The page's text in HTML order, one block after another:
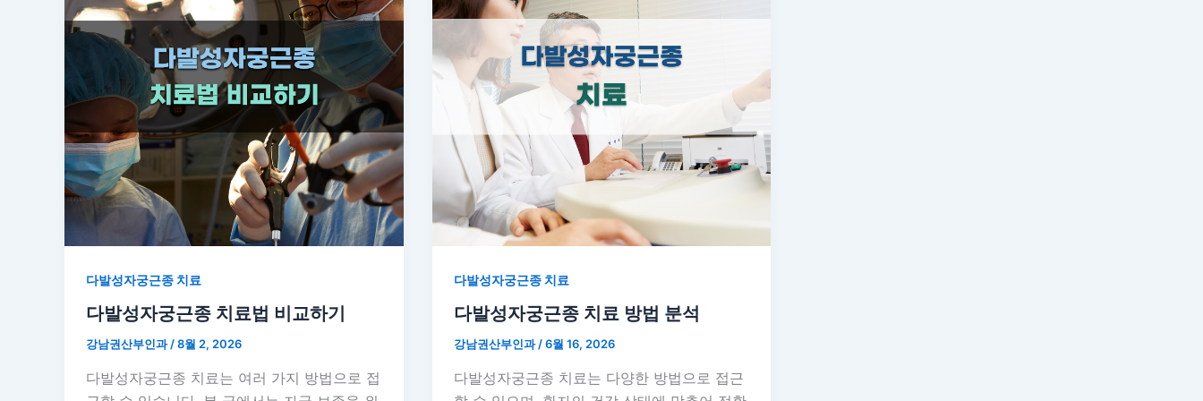
다발성자궁근종 치료
다발성자궁근종 치료법 비교하기
강남권산부인과/8월 2, 2026
다발성자궁근종 치료는 여러 가지 방법으로 접
다발성자궁근종 치료
다발성자궁근종 치료 방법 분석
강남권산부인과/6월 16, 2026
다발성자궁근종 치료는 다양한 방법으로 접근